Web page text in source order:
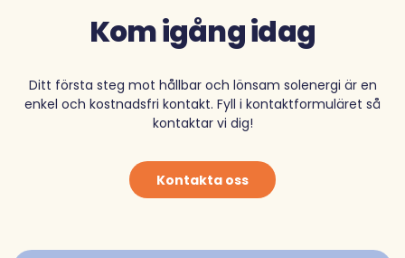
Kom igång idag
Ditt första steg mot hållbar och lönsam solenergi är en
enkel och kostnadsfri kontakt. Fyll i kontaktformuläret så
kontaktar vi dig!
Kontakta oss